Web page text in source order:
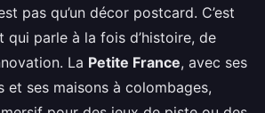
pas qu’un décor postcard. C’est
qui parle à la fois d’histoire, de
La Petite France, avec ses
et ses maisons à colombages,